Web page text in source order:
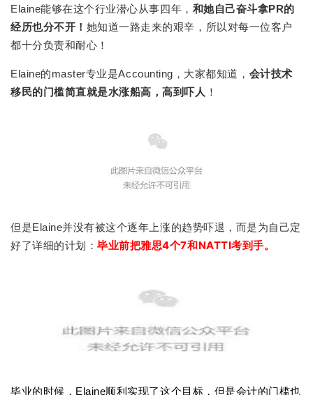
Elaine能够在这个行业潜心从事四年， 和她自己奋斗拿PR的
经历也分不开！ 她知道一路走来的艰辛，所以对每一位客户
都十分负责和耐心！
Elaine的master专业是Accounting，大家都知道， 会计技术
移民的门槛简直就是水涨船高，高到吓人 ！
但是Elaine并没有被这个逐年上涨的趋势吓退，而是为自己定
好了详细的计划：毕业前把雅思4个7和NATTI考到手。
毕业的时候，Elaine顺利实现了这个目标，但是会计的门槛也